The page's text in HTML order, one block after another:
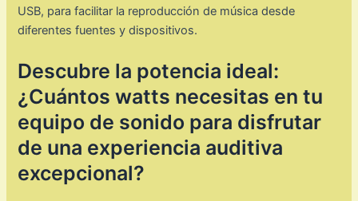
USB, para facilitar la reproducción de música desde
diferentes fuentes y dispositivos.
Descubre la potencia ideal:
¿Cuántos watts necesitas en tu
equipo de sonido para disfrutar
de una experiencia auditiva
excepcional?